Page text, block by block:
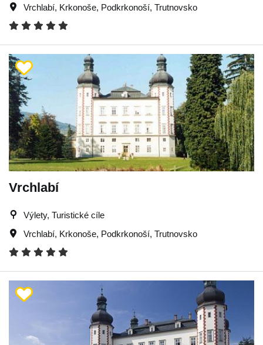
Vrchlabí, Krkonoše, Podkrkonoší, Trutnovsko
Vrchlabí
Výlety, Turistické cíle
Vrchlabí, Krkonoše, Podkrkonoší, Trutnovsko